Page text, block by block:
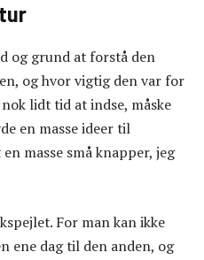
og grund at forstå den
og hvor vigtig den var for
lidt tid at indse, måske
en masse ideer til
masse små knapper, jeg
For man kan ikke
ene dag til den anden, og